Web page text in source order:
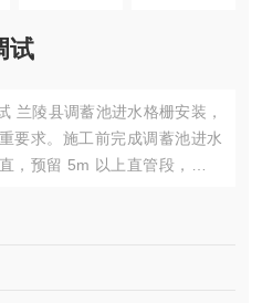
试
，
要求。施工前完成调蓄池进水
，预留 5m 以上直管段，控制
拦截需求。安装时采用吊车将